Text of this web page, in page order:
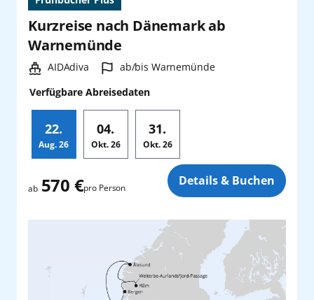
Kurzreise nach Dänemark ab
Warnemünde
Schiff:
AIDAdiva Hafen:
ab/bis Warnemünde
Verfügbare Abreisedaten
22.
Aug. 26
04.
Okt.26
31.
Okt.26
ab 570 €pro Person Details & Buchen